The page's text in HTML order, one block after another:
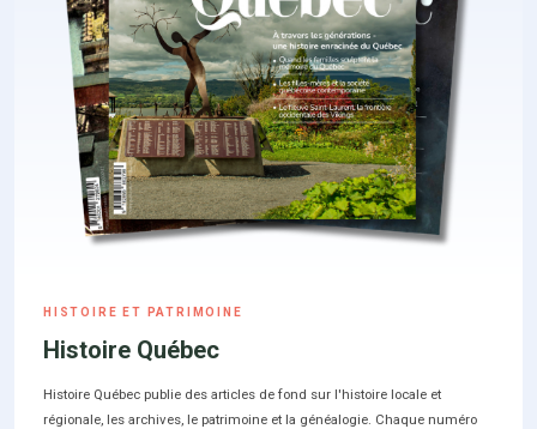
HISTOIRE ET PATRIMOINE
Histoire Québec
Histoire Québec publie des articles de fond sur l'histoire locale et
régionale, les archives, le patrimoine et la généalogie. Chaque numéro